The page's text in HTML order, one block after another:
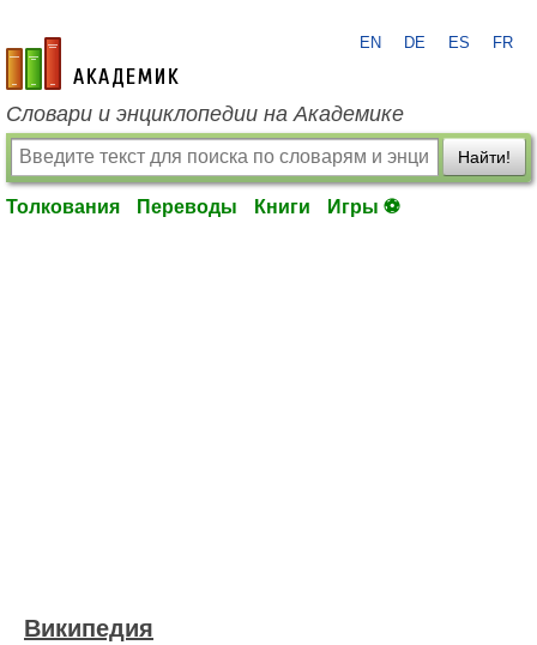
academic.ru
EN DE ES FR
Словари и энциклопедии на Академике
Найти!
Толкования Переводы Книги Игры ⚽
Википедия